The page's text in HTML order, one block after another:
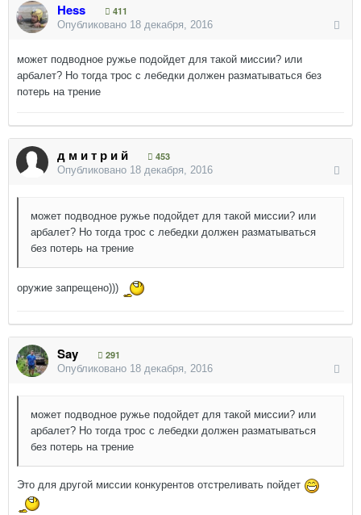
Hess
411
Опубликовано 18 декабря, 2016
может подводное ружье подойдет для такой миссии? или
арбалет? Но тогда трос с лебедки должен разматываться без
потерь на трение
д м и т р и й
453
Опубликовано 18 декабря, 2016
может подводное ружье подойдет для такой миссии? или
арбалет? Но тогда трос с лебедки должен разматываться
без потерь на трение
оружие запрещено)))
Say
291
Опубликовано 18 декабря, 2016
может подводное ружье подойдет для такой миссии? или
арбалет? Но тогда трос с лебедки должен разматываться
без потерь на трение
Это для другой миссии конкурентов отстреливать пойдет